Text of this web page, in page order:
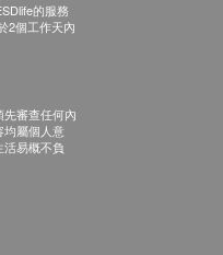
的服務
2個工作天內
審查任何內
均屬個人意
易概不負